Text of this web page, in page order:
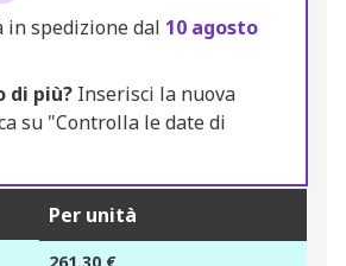
in spedizione dal 10 agosto
di più? Inserisci la nuova
su "Controlla le date di
Per unità